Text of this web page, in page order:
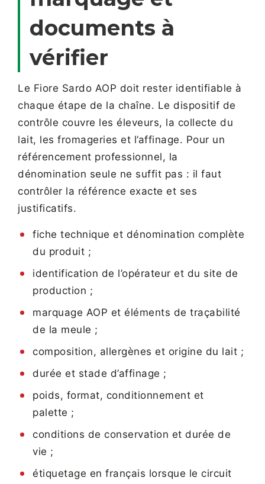
documents à
vérifier
Le Fiore Sardo AOP doit rester identifiable à
chaque étape de la chaîne. Le dispositif de
contrôle couvre les éleveurs, la collecte du
lait, les fromageries et l’affinage. Pour un
référencement professionnel, la
dénomination seule ne suffit pas : il faut
contrôler la référence exacte et ses
justificatifs.
fiche technique et dénomination complète
du produit ;
identification de l’opérateur et du site de
production ;
marquage AOP et éléments de traçabilité
de la meule ;
composition, allergènes et origine du lait ;
durée et stade d’affinage ;
poids, format, conditionnement et
palette ;
conditions de conservation et durée de
vie ;
étiquetage en français lorsque le circuit